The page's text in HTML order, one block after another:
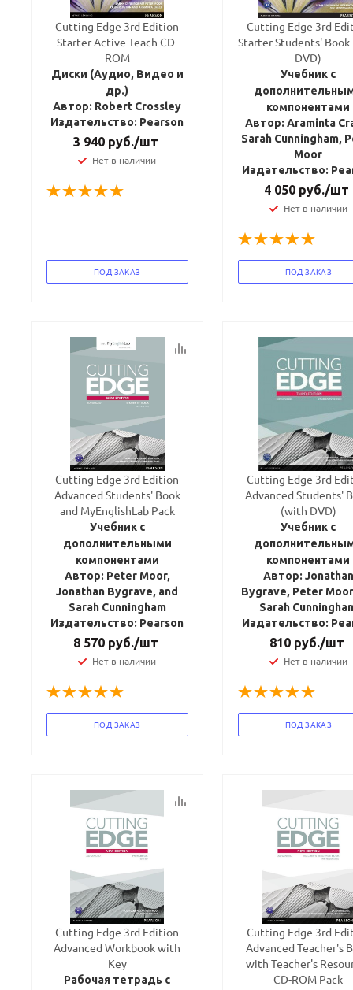
Cutting Edge 3rd Edition
Starter Active Teach CD-
ROM
Диски (Аудио, Видео и
др.)
Автор: Robert Crossley
Издательство: Pearson
3 940руб./шт
Нет в наличии
ПОД ЗАКАЗ
Cutting Edge 3rd
Starter Students'
DVD)
Учебник с
компонентами
Автор: Araminta
Sarah Cunningham,
Moor
Издательство:
4 050 руб./шт
Нет в наличии
ПОД ЗАКАЗ
Cutting Edge 3rd Edition
Advanced Students' Book
and MyEnglishLab Pack
Учебник с
дополнительными
компонентами
Автор: Peter Moor,
Jonathan Bygrave, and
Sarah Cunningham
Издательство: Pearson
8 570руб./шт
Нет в наличии
ПОД ЗАКАЗ
Cutting Edge 3rd
Advanced Students'
(with DVD)
Учебник с
компонентами
Автор: Jonathan
Bygrave, Peter
Sarah
Издательство:
810руб./шт
Нет в наличии
ПОД ЗАКАЗ
Cutting Edge 3rd Edition
Advanced Workbook with
Key
Рабочая тетрадь с
Cutting Edge 3rd
Advanced Teacher's
with Teacher's
CD-ROM Pack